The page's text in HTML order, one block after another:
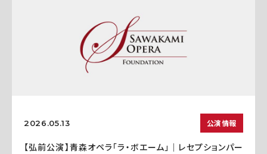
2026.05.13 公演情報
【弘前公演】青森オペラ「ラ・ボエーム」｜レセプションパー